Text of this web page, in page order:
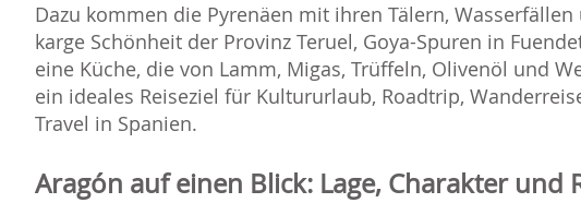
Dazu kommen die Pyrenäen mit ihren Tälern,
karge Schönheit der Provinz Teruel, Goya-Spuren in
eine Küche, die von Lamm, Migas, Trüffeln, Olivenöl und
ein ideales Reiseziel für Kultururlaub, Roadtrip,
Travel in Spanien.
Aragón auf einen Blick: Lage, Charakter und